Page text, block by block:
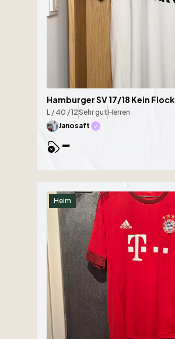
Hamburger SV 17/18 Kein Flock
L / 40 / 12Sehr gutHerren
Janosaft
-
Heim